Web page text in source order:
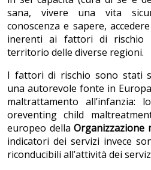
sana, vivere una vita
conoscenza e sapere,
inerenti ai fattori di
territorio delle diverse regioni.
I fattori di rischio sono stati
una autorevole fonte in
maltrattamento all’infanzia:
oreventing child
europeo dellaOrganizzazione
indicatori dei servizi invece
riconducibili all’attività dei